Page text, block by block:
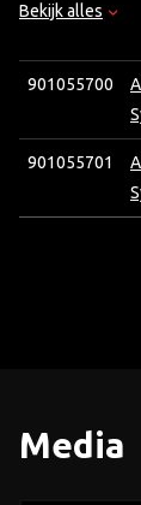
essentieel is
en biedt hij
Bekijk alles
901055700
901055701
Media